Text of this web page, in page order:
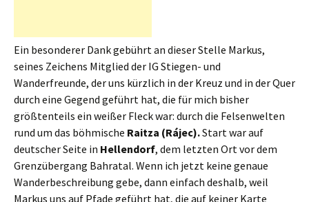
Ein besonderer Dank gebührt an dieser Stelle Markus,
seines Zeichens Mitglied der IG Stiegen- und
Wanderfreunde, der uns kürzlich in der Kreuz und in der Quer
durch eine Gegend geführt hat, die für mich bisher
größtenteils ein weißer Fleck war: durch die Felsenwelten
rund um das böhmische Raitza (Rájec).Start war auf
deutscher Seite in Hellendorf, dem letzten Ort vor dem
Grenzübergang Bahratal. Wenn ich jetzt keine genaue
Wanderbeschreibung gebe, dann einfach deshalb, weil
Markus uns auf Pfade geführt hat, die auf keiner Karte